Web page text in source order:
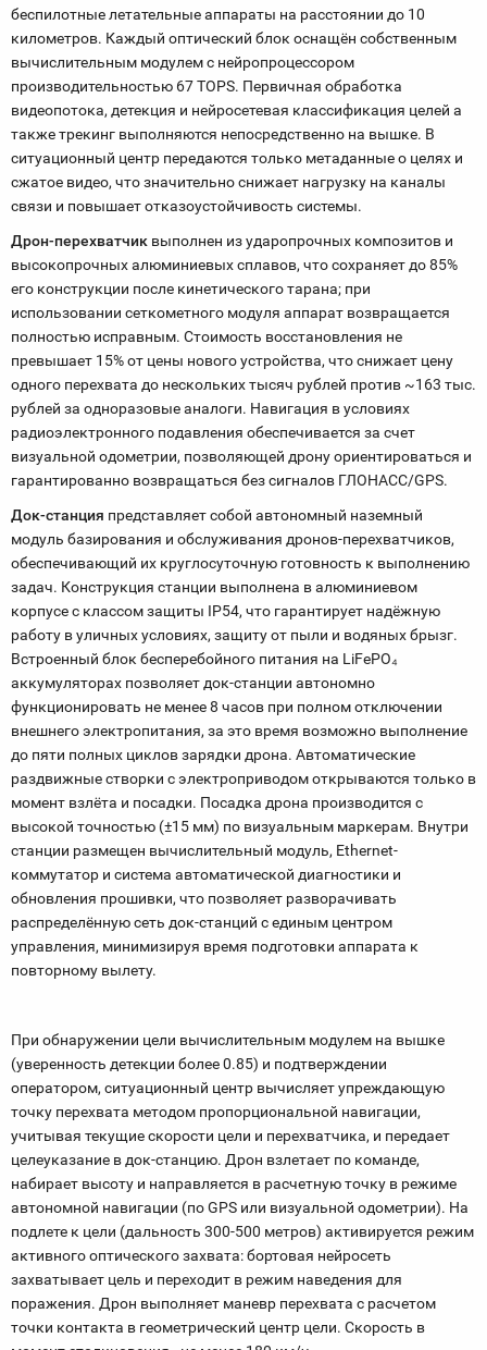
беспилотные летательные аппараты на расстоянии до 10
километров. Каждый оптический блок оснащён собственным
вычислительным модулем с нейропроцессором
производительностью 67 TOPS. Первичная обработка
видеопотока, детекция и нейросетевая классификация целей а
также трекинг выполняются непосредственно на вышке. В
ситуационный центр передаются только метаданные о целях и
сжатое видео, что значительно снижает нагрузку на каналы
связи и повышает отказоустойчивость системы.
Дрон-перехватчик выполнен из ударопрочных композитов и
высокопрочных алюминиевых сплавов, что сохраняет до 85%
его конструкции после кинетического тарана; при
использовании сеткометного модуля аппарат возвращается
полностью исправным. Стоимость восстановления не
превышает 15% от цены нового устройства, что снижает цену
одного перехвата до нескольких тысяч рублей против ~163 тыс.
рублей за одноразовые аналоги. Навигация в условиях
радиоэлектронного подавления обеспечивается за счет
визуальной одометрии, позволяющей дрону ориентироваться и
гарантированно возвращаться без сигналов ГЛОНАСС/GPS.
Док-станция представляет собой автономный наземный
модуль базирования и обслуживания дронов-перехватчиков,
обеспечивающий их круглосуточную готовность к выполнению
задач. Конструкция станции выполнена в алюминиевом
корпусе с классом защиты IP54, что гарантирует надёжную
работу в уличных условиях, защиту от пыли и водяных брызг.
Встроенный блок бесперебойного питания на LiFePO₄
аккумуляторах позволяет док-станции автономно
функционировать не менее 8 часов при полном отключении
внешнего электропитания, за это время возможно выполнение
до пяти полных циклов зарядки дрона. Автоматические
раздвижные створки с электроприводом открываются только в
момент взлёта и посадки. Посадка дрона производится с
высокой точностью (±15 мм) по визуальным маркерам. Внутри
станции размещен вычислительный модуль, Ethernet-
коммутатор и система автоматической диагностики и
обновления прошивки, что позволяет разворачивать
распределённую сеть док-станций с единым центром
управления, минимизируя время подготовки аппарата к
повторному вылету.
При обнаружении цели вычислительным модулем на вышке
(уверенность детекции более 0.85) и подтверждении
оператором, ситуационный центр вычисляет упреждающую
точку перехвата методом пропорциональной навигации,
учитывая текущие скорости цели и перехватчика, и передает
целеуказание в док-станцию. Дрон взлетает по команде,
набирает высоту и направляется в расчетную точку в режиме
автономной навигации (по GPS или визуальной одометрии). На
подлете к цели (дальность 300-500 метров) активируется режим
активного оптического захвата: бортовая нейросеть
захватывает цель и переходит в режим наведения для
поражения. Дрон выполняет маневр перехвата с расчетом
точки контакта в геометрический центр цели. Скорость в